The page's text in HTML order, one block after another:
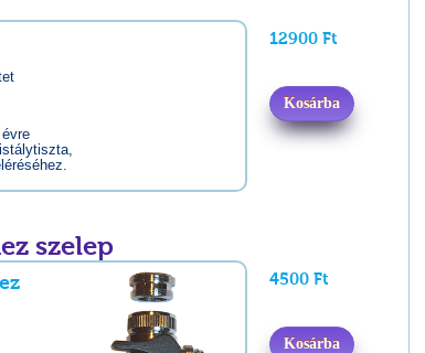
12900 Ft
Kosárba
szelep
4500 Ft
Kosárba